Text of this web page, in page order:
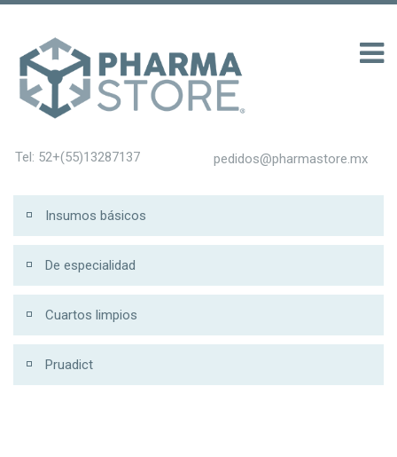
Tel: 52+(55)13287137 pedidos@pharmastore.mx
Insumos básicos
De especialidad
Cuartos limpios
Pruadict